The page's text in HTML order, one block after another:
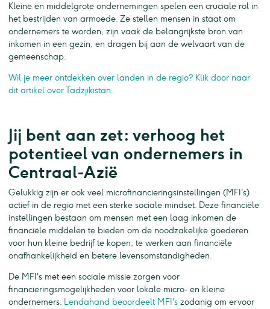
Kleine en middelgrote ondernemingen spelen een cruciale rol in
het bestrijden van armoede. Ze stellen mensen in staat om
ondernemers te worden, zijn vaak de belangrijkste bron van
inkomen in een gezin, en dragen bij aan de welvaart van de
gemeenschap.
Wil je meer ontdekken over landen in de regio? Klik door naar
dit artikel over Tadzjikistan.
Jij bent aan zet: verhoog het
potentieel van ondernemers in
Centraal-Azië
Gelukkig zijn er ook veel microfinancieringsinstellingen (MFI's)
actief in de regio met een sterke sociale mindset. Deze financiële
instellingen bestaan om mensen met een laag inkomen de
financiële middelen te bieden om de noodzakelijke goederen
voor hun kleine bedrijf te kopen, te werken aan financiële
onafhankelijkheid en betere levensomstandigheden.
De MFI's met een sociale missie zorgen voor
financieringsmogelijkheden voor lokale micro- en kleine
ondernemers. Lendahand beoordeelt MFI's zodanig om ervoor